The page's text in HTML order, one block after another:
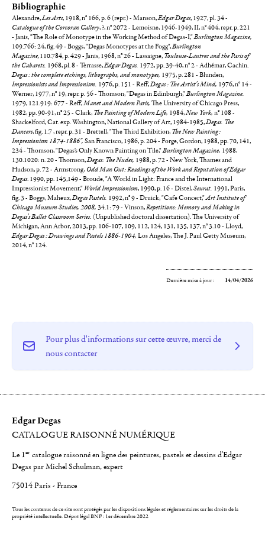
Bibliographie
Alexandre,Les Arts, 1918, n° 166, p. 6 (repr.) - Manson,Edgar Degas, 1927, pl. 34 -
Catalogue of the Corcoran Gallery, ?, n° 2072 - Lemoisne, 1946-1949, II, n° 404, repr. p. 221
- Janis, "The Role of Monotype in the Working Method of Degas-I,"Burlington Magazine,
109.766: 24, fig. 49 - Boggs, "Degas Monotypes at the Fogg",Burlington
Magazine,110.784, p. 429 - Janis, 1968, n° 26 - Lassaigne, Toulouse-Lautrec and the Paris of
the Cabarets. 1968, pl. 8 - Terrasse,Edgar Degas. 1972, pp. 39-40, n° 2 - Adhémar, Cachin.
Degas : the complete etchings, lithographs, and monotypes, 1975, p. 281 - Blunden,
Impressionists and Impressionism. 1976, p. 151 - Reff,Degas : The Artist's Mind, 1976, n° 14 -
Werner, 1977, n° 19, repr. p. 56 - Thomson, "Degas in Edinburgh,"Burlington Magazine.
1979, 121.919: 677 - Reff,Manet and Modern Paris, The University of Chicago Press,
1982, pp. 90-91, n° 25 - Clark, The Painting of Modern Life, 1984,New York, n° 108 -
Shackelford, Cat. exp. Washington, National Gallery of Art, 1984-1985,Degas. The
Dancers, fig. 1.7 , repr. p. 31 - Brettell, "The Third Exhibition, The New Painting:
Impressionism 1874-1886", San Francisco, 1986, p. 204 - Forge, Gordon, 1988, pp. 70, 141,
234 - Thomson, "Degas's Only Known Painting on Tile,"Burlington Magazine, 1988,
130.1020: n. 20 - Thomson,Degas: The Nudes, 1988, p. 72 - New York, Thames and
Hudson, p. 72 - Armstrong, Odd Man Out: Readings of the Work and Reputation of Edgar
Degas. 1990, pp. 145,149 - Broude, "A World in Light: France and the International
Impressionist Movement," World Impressionism, 1990, p. 16 - Distel,Seurat. 1991, Paris,
fig. 3 - Boggs, Maheux,Degas Pastels. 1992, n° 9 - Druick, "Cafe Concert,"Art Institute of
Chicago Museum Studies, 2008, 34.1: 79 - Vinson,Repetitions: Memory and Making in
Degas's Ballet Classroom Series. (Unpublished doctoral dissertation). The University of
Michigan, Ann Arbor, 2013, pp. 106-107, 109, 112, 124, 131, 135, 137, n° 3.10 - Lloyd,
Edgar Degas : Drawings and Pastels 1886-1904, Los Angeles, The J. Paul Getty Museum,
2014, n° 124.
Dernière mise à jour : 14/04/2026
Pour plus d'informations sur cette œuvre, merci de
nous contacter
Edgar Degas
CATALOGUE RAISONNÉ NUMÉRIQUE
Le 1er catalogue raisonné en ligne des peintures, pastels et dessins d'Edgar
Degas par Michel Schulman, expert
75014 Paris - France
Tous les contenus de ce site sont protégés par les dispositions légales et réglementaires sur les droits de la
propriété intellectuelle.Dépot légal BNF : 1er décembre 2022